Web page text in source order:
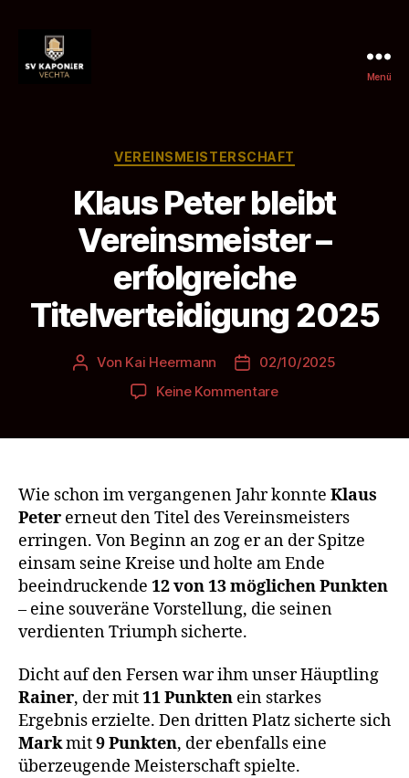
Menü
Kategorien
VEREINSMEISTERSCHAFT
Klaus Peter bleibt
Vereinsmeister –
erfolgreiche
Titelverteidigung 2025
Beitragsautor
Von Kai Heermann Beitragsdatum
02/10/2025
Keine Kommentarezu
–
erfolgreiche
Titelverteidigung
2025
Wie schon im vergangenen Jahr konnte Klaus
Peter erneut den Titel des Vereinsmeisters
erringen. Von Beginn an zog er an der Spitze
einsam seine Kreise und holte am Ende
beeindruckende 12 von 13 möglichen Punkten
– eine souveräne Vorstellung, die seinen
verdienten Triumph sicherte.
Dicht auf den Fersen war ihm unser Häuptling
Rainer, der mit11 Punkten ein starkes
Ergebnis erzielte. Den dritten Platz sicherte sich
Markmit9 Punkten, der ebenfalls eine
überzeugende Meisterschaft spielte.